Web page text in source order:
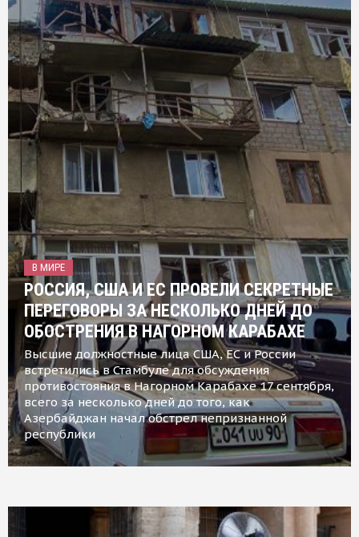
В МИРЕ
РОССИЯ, США И ЕС ПРОВЕЛИ СЕКРЕТНЫЕ
ПЕРЕГОВОРЫ ЗА НЕСКОЛЬКО ДНЕЙ ДО
ОБОСТРЕНИЯ В НАГОРНОМ КАРАБАХЕ
Высшие должностные лица США, ЕС и России
встретились в Стамбуле для обсуждения
противостояния в Нагорном Карабахе 17 сентября,
всего за несколько дней до того, как
Азербайджан начал обстрел непризнанной
республики